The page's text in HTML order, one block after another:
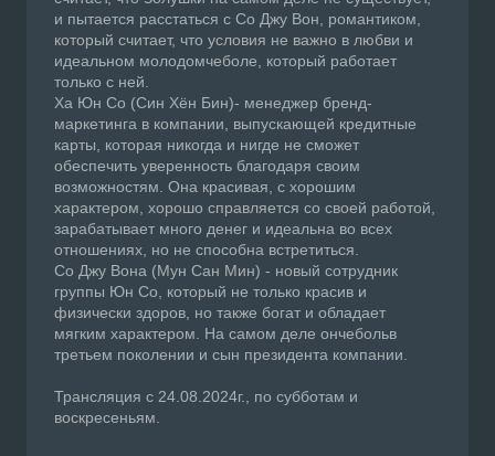
и пытается расстаться с Со Джу Вон, романтиком,
который считает, что условия не важно в любви и
идеальном молодомчеболе, который работает
только с ней.
Ха Юн Со (Син Хён Бин)- менеджер бренд-
маркетинга в компании, выпускающей кредитные
карты, которая никогда и нигде не сможет
обеспечить уверенность благодаря своим
возможностям. Она красивая, с хорошим
характером, хорошо справляется со своей работой,
зарабатывает много денег и идеальна во всех
отношениях, но не способна встретиться.
Со Джу Вона (Мун Сан Мин) - новый сотрудник
группы Юн Со, который не только красив и
физически здоров, но также богат и обладает
мягким характером. На самом деле ончебольв
третьем поколении и сын президента компании.
Трансляция с 24.08.2024г., по субботам и
воскресеньям.